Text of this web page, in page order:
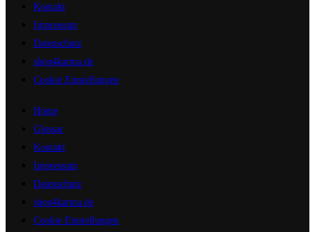
Kontakt
Impressum
Datenschutz
shop4karma.de
Cookie Einstellungen
Home
Glossar
Kontakt
Impressum
Datenschutz
shop4karma.de
Cookie Einstellungen